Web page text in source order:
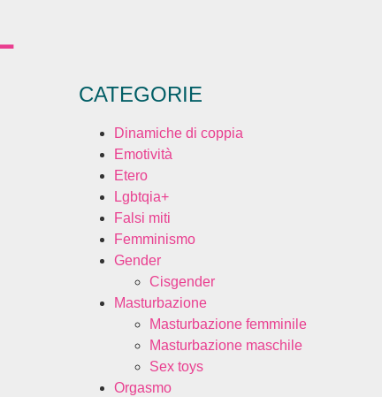
CATEGORIE
Dinamiche di coppia
Emotività
Etero
Lgbtqia+
Falsi miti
Femminismo
Gender
Cisgender
Masturbazione
Masturbazione femminile
Masturbazione maschile
Sex toys
Orgasmo